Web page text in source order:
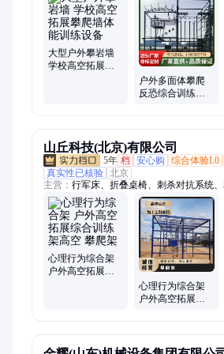
水上拓展训练器材、伸缩看台、人造草坪、
碍器材、400米渡海登岛、健身器材
大型户外攀岩墙
学校高空拓展攀
户外多面体攀爬
反恐综合训练架
山丘科技(北京)有限公司
5年 档 安心购 综合体验L0
真实性已核验 北京
主营： 行军床、折叠桌椅、刺杀对抗系统
弹头盔、反光背心、防刺服、防暴头盔、
爆桶、防爆毯
心理行为综合架
户外高空拓展综
心理行为综合架
户外高空拓展综